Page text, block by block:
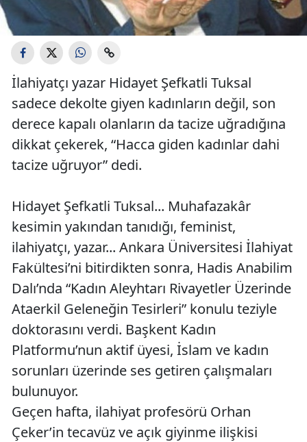
İlahiyatçı yazar Hidayet Şefkatli Tuksal
sadece dekolte giyen kadınların değil, son
derece kapalı olanların da tacize uğradığına
dikkat çekerek, “Hacca giden kadınlar dahi
tacize uğruyor” dedi.
Hidayet Şefkatli Tuksal... Muhafazakâr
kesimin yakından tanıdığı, feminist,
ilahiyatçı, yazar... Ankara Üniversitesi İlahiyat
Fakültesi’ni bitirdikten sonra, Hadis Anabilim
Dalı’nda “Kadın Aleyhtarı Rivayetler Üzerinde
Ataerkil Geleneğin Tesirleri” konulu teziyle
doktorasını verdi. Başkent Kadın
Platformu’nun aktif üyesi, İslam ve kadın
sorunları üzerinde ses getiren çalışmaları
bulunuyor.
Geçen hafta, ilahiyat profesörü Orhan
Çeker’in tecavüz ve açık giyinme ilişkisi